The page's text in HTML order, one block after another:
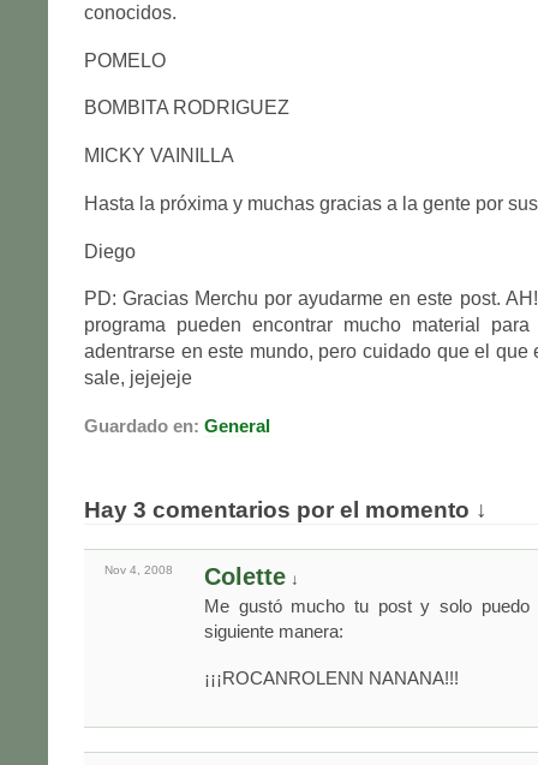
conocidos.
POMELO
BOMBITA RODRIGUEZ
MICKY VAINILLA
Hasta la próxima y muchas gracias a la gente por
Diego
PD: Gracias Merchu por ayudarme en este post.
programa pueden encontrar mucho material
adentrarse en este mundo, pero cuidado que el que
sale, jejejeje
Guardado en: General
Hay 3 comentarios por el momento ↓
Nov 4, 2008 Colette ↓
Me gustó mucho tu post y solo puedo
siguiente manera:
¡¡¡ROCANROLENN NANANA!!!